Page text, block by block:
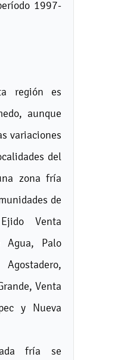
1997-
región es
aunque
variaciones
del
zona fría
de
Venta
Agua, Palo
Venta
y Nueva
fría se